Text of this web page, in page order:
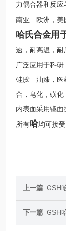
力偶合器和反
南亚，欧洲，美
哈氏合金用
速，耐高温，耐
广泛应用于科研
硅胶，油漆，医
合，皂化，磺化
内表面采用镜面
所有哈均可接
上一篇 GSH
下一篇 GSH